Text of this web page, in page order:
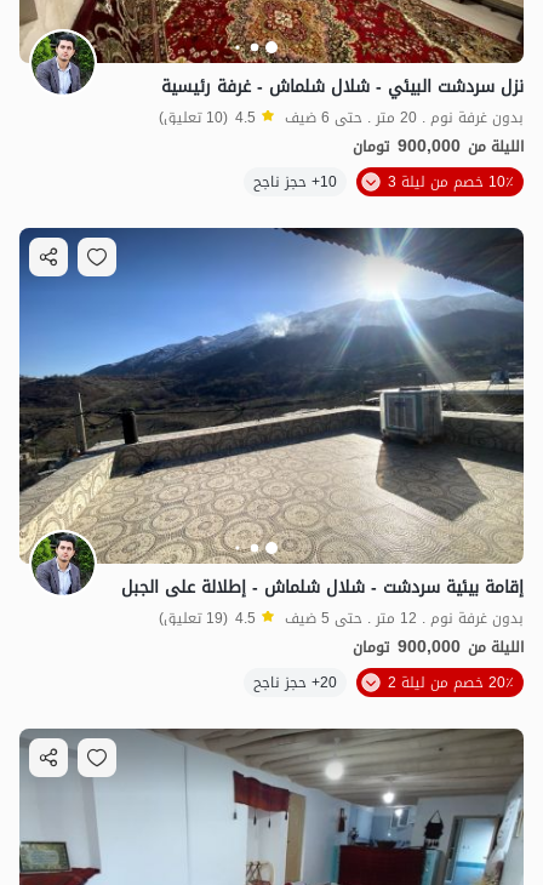
900,000ت 4.5
نزل سردشت البيئي - شلال شلماش - غرفة رئيسية
بدون غرفة نوم . 20 متر . حتى 6 ضيف 4.5 (10 تعليق)
الليلة من 900,000 تومان
10٪ خصم من ليلة 3
10+ حجز ناجح
إقامة بيئية سردشت - شلال شلماش - إطلالة على الجبل
بدون غرفة نوم . 12 متر . حتى 5 ضيف 4.5 (19 تعليق)
الليلة من 900,000 تومان
20٪ خصم من ليلة 2
20+ حجز ناجح